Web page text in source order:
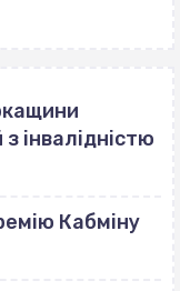
інвалідністю
Кабміну